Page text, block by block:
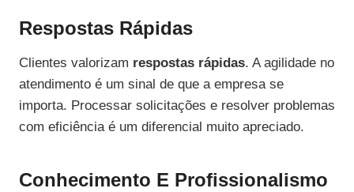
Respostas Rápidas
Clientes valorizam respostas rápidas. A agilidade no
atendimento é um sinal de que a empresa se
importa. Processar solicitações e resolver problemas
com eficiência é um diferencial muito apreciado.
Conhecimento E Profissionalismo